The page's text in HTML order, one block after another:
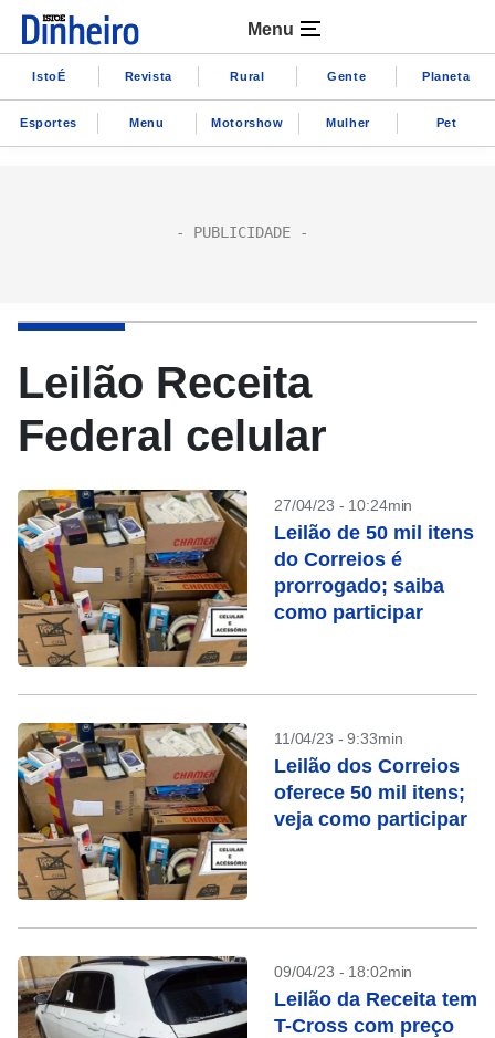
Menu
IstoÉ Revista Rural Gente Planeta
Esportes Menu Motorshow Mulher Pet
Leilão Receita
Federal celular
27/04/23 - 10:24min
Leilão de 50 mil itens
do Correios é
prorrogado; saiba
como participar
11/04/23 - 9:33min
Leilão dos Correios
oferece 50 mil itens;
veja como participar
09/04/23 - 18:02min
Leilão da Receita tem
T-Cross com preço